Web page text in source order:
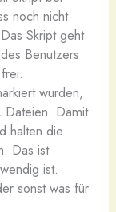
noch nicht
Skript geht
Benutzers
wurden,
Dateien. Damit
halten die
Das ist
ist.
sonst was für